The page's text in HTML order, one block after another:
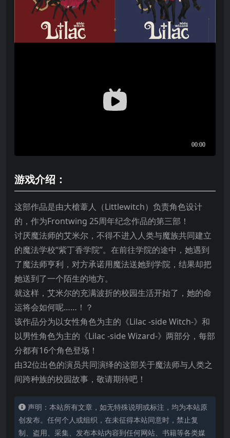
游戏介绍：
这部作品是由大槍葦人（Littlewitch）负责角色设计
的，作为Frontwing 25周年纪念作品的第三部！
讨厌魔法师的艾米尔，不得不进入人类与魔族共同建立
的魔法学校“紫丁香学院”。在前往学院的途中，她遇到
了魔法师亨利，对方承诺用魔法送她到学院，结果却把
她送到了一个陌生的地方。
就这样，艾米尔的充满波折的校园生活开始了，她的命
运将会如何呢……！？
该作品分为以女性角色为主的《Lilac -side Witch-》和
以男性角色为主的《Lilac -side Wizard-》两部分，每部
分都有16个角色登场！
由32位出色的演员共同演绎的这部关于魔法师与人类之
间跨种族的校园故事，敬请期待吧！
声明：本站所有文章，如无特殊说明或标注，均为本站原
创发布。任何个人或组织，在未征得本站同意时，禁止复
制、盗用、采集、发布本站内容到任何网站、书籍等各类媒